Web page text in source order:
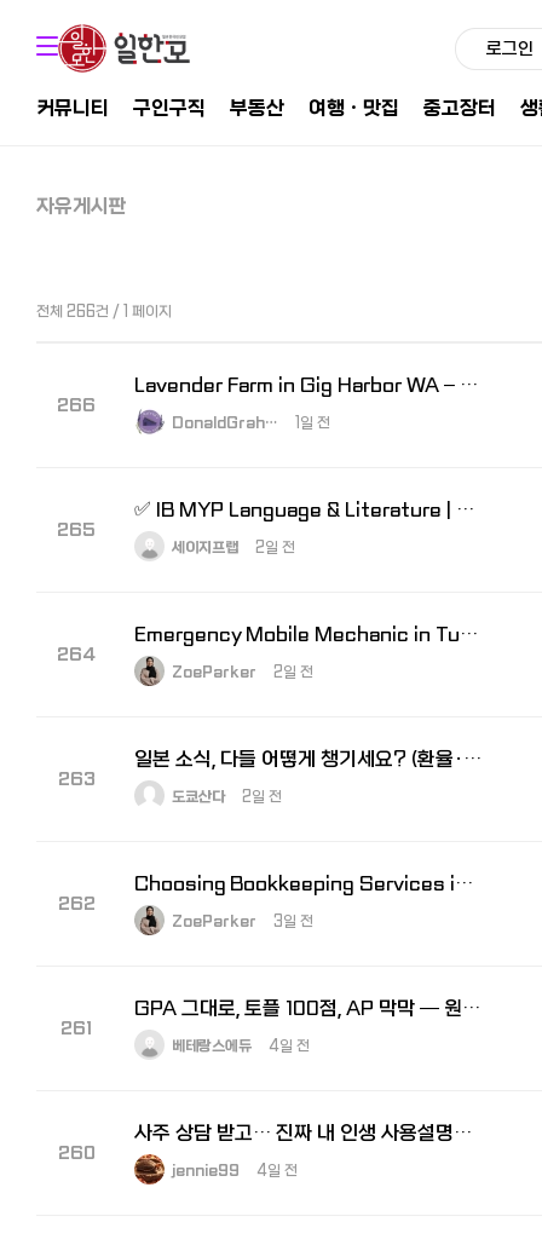
로그인
커뮤니티 구인구직 부동산 여행ㆍ맛집 중고장터
자유게시판
전체 266건 / 1 페이지
266
Lavender Farm in Gig Harbor WA – A Peaceful Visit to Astrid'…
DonaldGrah… 1일 전
265
✅ IB MYP Language & Literature | Assessment 완벽 대비
세이지프랩 2일 전
264
Emergency Mobile Mechanic in Tucson AZ
ZoeParker 2일 전
263
일본 소식, 다들 어떻게 챙기세요? (환율·비자 등)
도쿄산다2일 전
262
Choosing Bookkeeping Services in Stafford VA for Small Busin…
ZoeParker 3일 전
261
GPA 그대로, 토플 100점, AP 막막 — 원인은 하나입니다
베테랑스에듀 4일 전
260
사주 상담 받고… 진짜 내 인생 사용설명서 받은 느낌이었어요
jennie99 4일 전